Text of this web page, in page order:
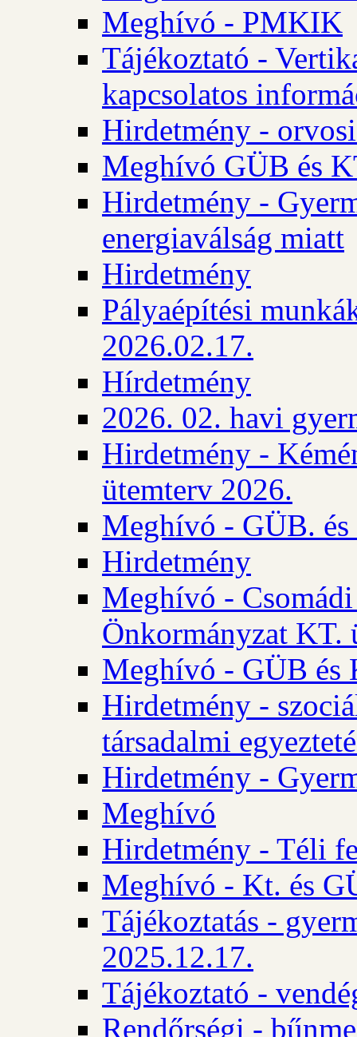
Meghívó - PMKIK
Tájékoztató -
kapcsolatos
Hirdetmény -
Meghívó GÜB és
Hirdetmény -
energiaválság miatt
Hirdetmény
Pályaépítési
2026.02.17.
Hírdetmény
2026. 02. havi
Hirdetmény -
ütemterv 2026.
Meghívó - GÜB.
Hirdetmény
Meghívó -
Önkormányzat KT.
Meghívó - GÜB és
Hirdetmény -
társadalmi
Hirdetmény -
Meghívó
Hirdetmény - Téli
Meghívó - Kt. és
Tájékoztatás -
2025.12.17.
Tájékoztató -
Rendőrségi -